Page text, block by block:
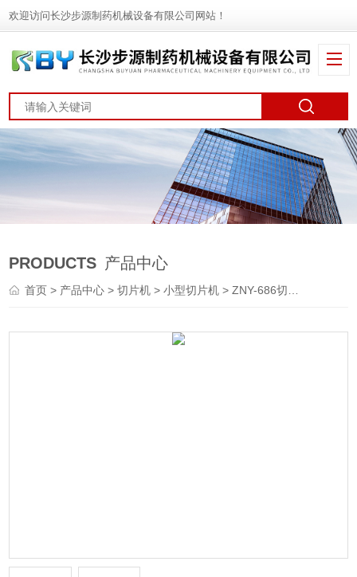
欢迎访问长沙步源制药机械设备有限公司网站！
PRODUCTS 产品中心
首页> 产品中心 >切片机 >小型切片机 > ZNY-686切片机厂家